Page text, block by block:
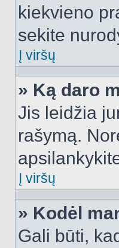
kiekvieno
sekite
Į viršų
» Ką daro
Jis leidžia
rašymą.
Į viršų
» Kodėl
Gali būti,